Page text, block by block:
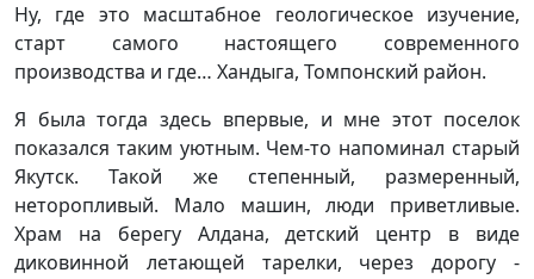
Ну, где это масштабное геологическое изучение,
старт самого настоящего современного
производства и где… Хандыга, Томпонский район.
Я была тогда здесь впервые, и мне этот поселок
показался таким уютным. Чем-то напоминал старый
Якутск. Такой же степенный, размеренный,
неторопливый. Мало машин, люди приветливые.
Храм на берегу Алдана, детский центр в виде
диковинной летающей тарелки, через дорогу -